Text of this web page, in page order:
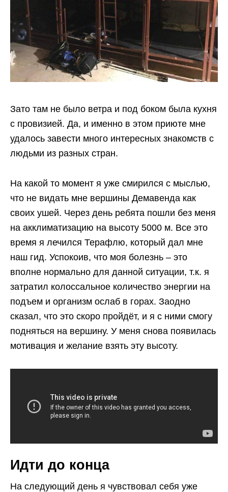
Зато там не было ветра и под боком была кухня
с провизией. Да, и именно в этом приюте мне
удалось завести много интересных знакомств с
людьми из разных стран.
На какой то момент я уже смирился с мыслью,
что не видать мне вершины Демавенда как
своих ушей. Через день ребята пошли без меня
на акклиматизацию на высоту 5000 м. Все это
время я лечился Терафлю, который дал мне
наш гид. Успокоив, что моя болезнь – это
вполне нормально для данной ситуации, т.к. я
затратил колоссальное количество энергии на
подъем и организм ослаб в горах. Заодно
сказал, что это скоро пройдёт, и я с ними смогу
подняться на вершину. У меня снова появилась
мотивация и желание взять эту высоту.
Идти до конца
На следующий день я чувствовал себя уже